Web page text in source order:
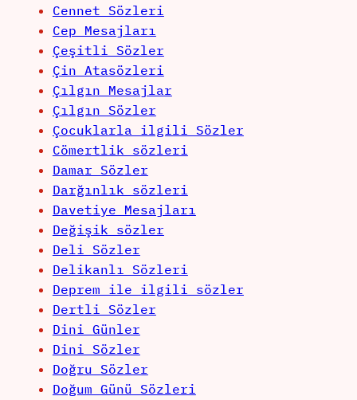
Cennet Sözleri
Cep Mesajları
Çeşitli Sözler
Çin Atasözleri
Çılgın Mesajlar
Çılgın Sözler
Çocuklarla ilgili Sözler
Cömertlik sözleri
Damar Sözler
Darğınlık sözleri
Davetiye Mesajları
Değişik sözler
Deli Sözler
Delikanlı Sözleri
Deprem ile ilgili sözler
Dertli Sözler
Dini Günler
Dini Sözler
Doğru Sözler
Doğum Günü Sözleri